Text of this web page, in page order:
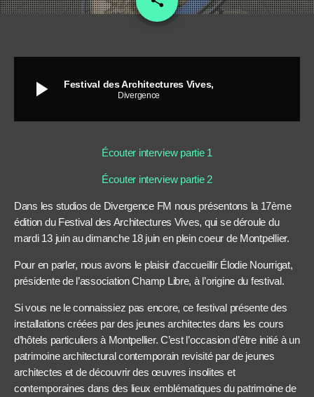
play_arrow Festival des Architectures Vives,
Divergence
Écouter interview partie 1
Écouter interview partie 2
Dans les studios de Divergence FM nous présentons la 17ème
édition du Festival des Architectures Vives, qui se déroule du
mardi 13 juin au dimanche 18 juin en plein coeur de Montpellier.
Pour en parler, nous avons le plaisir d’accueillir Élodie Nourrigat,
présidente de l’association Champ Libre, à l’origine du festival.
Si vous ne le connaissiez pas encore, ce festival présente des
installations créées par des jeunes architectes dans les cours
d’hôtels particuliers à Montpellier. C’est l’occasion d’être initié à un
patrimoine architectural contemporain revisité par de jeunes
architectes et de découvrir des œuvres insolites et
contemporaines dans des lieux emblématiques du patrimoine de